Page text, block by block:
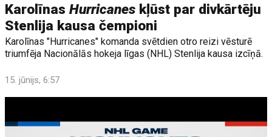
KarolīnasHurricanes kļūst par divkārtēju
Stenlija kausa čempioni
Karolīnas "Hurricanes" komanda svētdien otro reizi vēsturē
triumfēja Nacionālās hokeja līgas (NHL) Stenlija kausa izcīņā.
15. jūnijs, 6:57